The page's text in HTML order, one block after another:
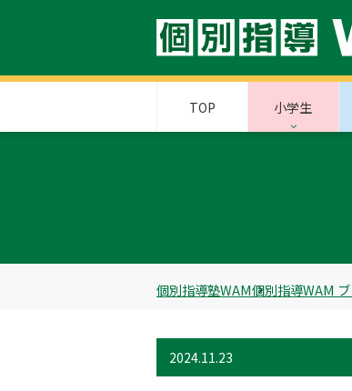
TOP 小学生
個別指導塾WAM個別指導WAM
2024.11.23